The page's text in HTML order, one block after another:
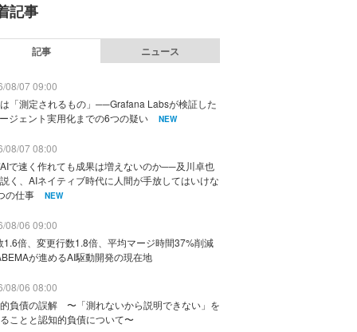
記事
記事 ニュース
08/07 09:00
「測定されるもの」──Grafana Labsが検証した
ジェント実用化までの6つの疑い
NEW
08/07 08:00
で速く作れても成果は増えないのか──及川卓也
く、AIネイティブ時代に人間が手放してはいけな
の仕事
NEW
08/06 09:00
1.6倍、変更行数1.8倍、平均マージ時間37%削減
が進めるAI駆動開発の現在地
08/06 08:00
負債の誤解 〜「測れないから説明できない」を
ことと認知的負債について〜